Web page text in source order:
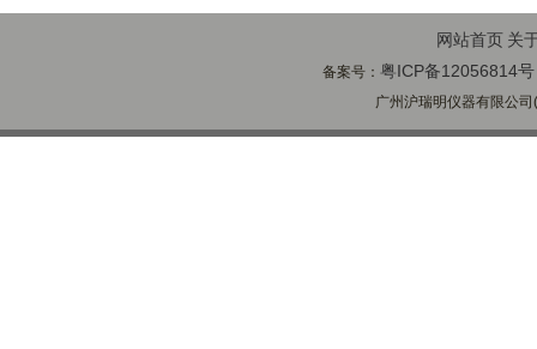
网站首页 关
备案号： 粤ICP备12056814号
广州沪瑞明仪器有限公